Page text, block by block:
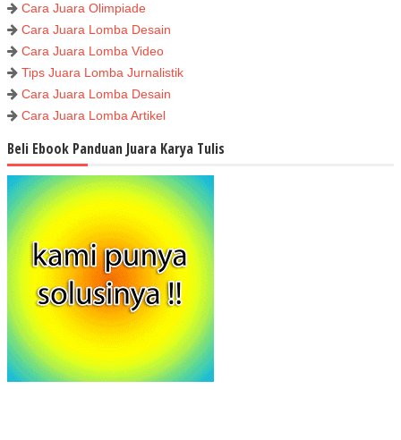
Cara Juara Olimpiade
Cara Juara Lomba Desain
Cara Juara Lomba Video
Tips Juara Lomba Jurnalistik
Cara Juara Lomba Desain
Cara Juara Lomba Artikel
Beli Ebook Panduan Juara Karya Tulis